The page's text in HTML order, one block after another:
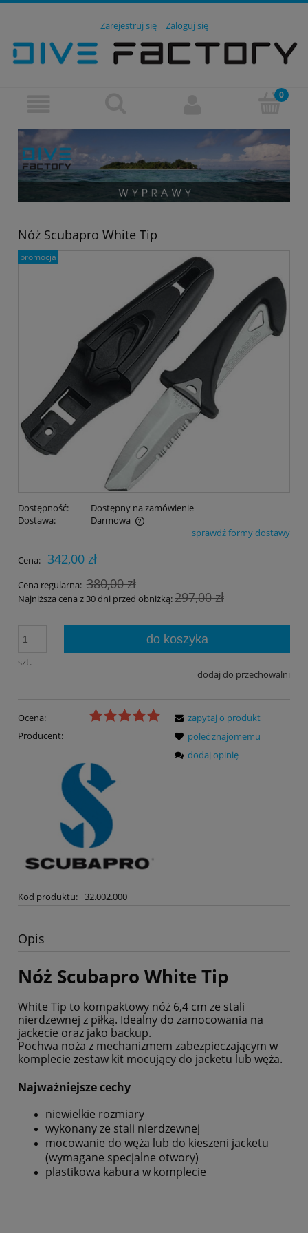
Zarejestruj się Zaloguj się
Nóż Scubapro White Tip
promocja
Dostępność:
Dostępny na zamówienie
Dostawa:
Darmowa
Cena nie zawiera ewentualnych kosztów płatnościsprawdź formy dostawy
Cena: 342,00 zł
Cena regularna: 380,00 zł
Najniższa cena z 30 dni przed obniżką:297,00 zł
szt.
do koszyka
dodaj do przechowalni
Ocena:
Producent:
Kod produktu: 32.002.000
zapytaj o produkt
poleć znajomemu
dodaj opinię
Opis
Nóż Scubapro White Tip
White Tip to kompaktowy nóż 6,4 cm ze stali
nierdzewnej z piłką. Idealny do zamocowania na
jackecie oraz jako backup.
Pochwa noża z mechanizmem zabezpieczającym w
komplecie zestaw kit mocujący do jacketu lub węża.
Najważniejsze cechy
niewielkie rozmiary
wykonany ze stali nierdzewnej
mocowanie do węża lub do kieszeni jacketu
(wymagane specjalne otwory)
plastikowa kabura w komplecie